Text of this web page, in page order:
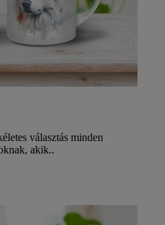
választás minden
akik..